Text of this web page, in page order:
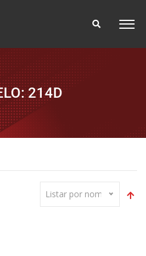
214D
Listar por nome